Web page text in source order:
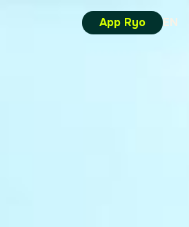
App Ryo EN